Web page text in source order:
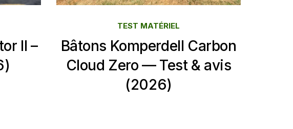
II –
Bâtons Komperdell Carbon
Cloud Zero — Test & avis
(2026)
TEST MATÉRIEL